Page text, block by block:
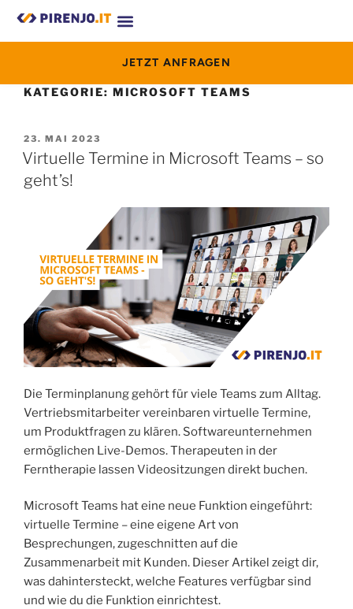
JETZT ANFRAGEN
KATEGORIE: MICROSOFT TEAMS
23. MAI 2023
Virtuelle Termine in Microsoft Teams – so
geht’s!
Die Terminplanung gehört für viele Teams zum Alltag.
Vertriebsmitarbeiter vereinbaren virtuelle Termine,
um Produktfragen zu klären. Softwareunternehmen
ermöglichen Live-Demos. Therapeuten in der
Ferntherapie lassen Videositzungen direkt buchen.
Microsoft Teams hat eine neue Funktion eingeführt:
virtuelle Termine – eine eigene Art von
Besprechungen, zugeschnitten auf die
Zusammenarbeit mit Kunden. Dieser Artikel zeigt dir,
was dahintersteckt, welche Features verfügbar sind
und wie du die Funktion einrichtest.